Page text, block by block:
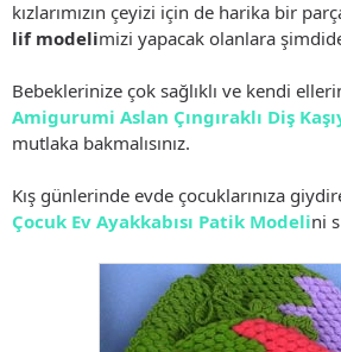
kızlarımızın çeyizi için de harika bir
lif modelimizi yapacak olanlara
Bebeklerinize çok sağlıklı ve kendi
Amigurumi Aslan Çıngıraklı Diş
mutlaka bakmalısınız.
Kış günlerinde evde çocuklarınıza
Çocuk Ev Ayakkabısı Patik Modelini